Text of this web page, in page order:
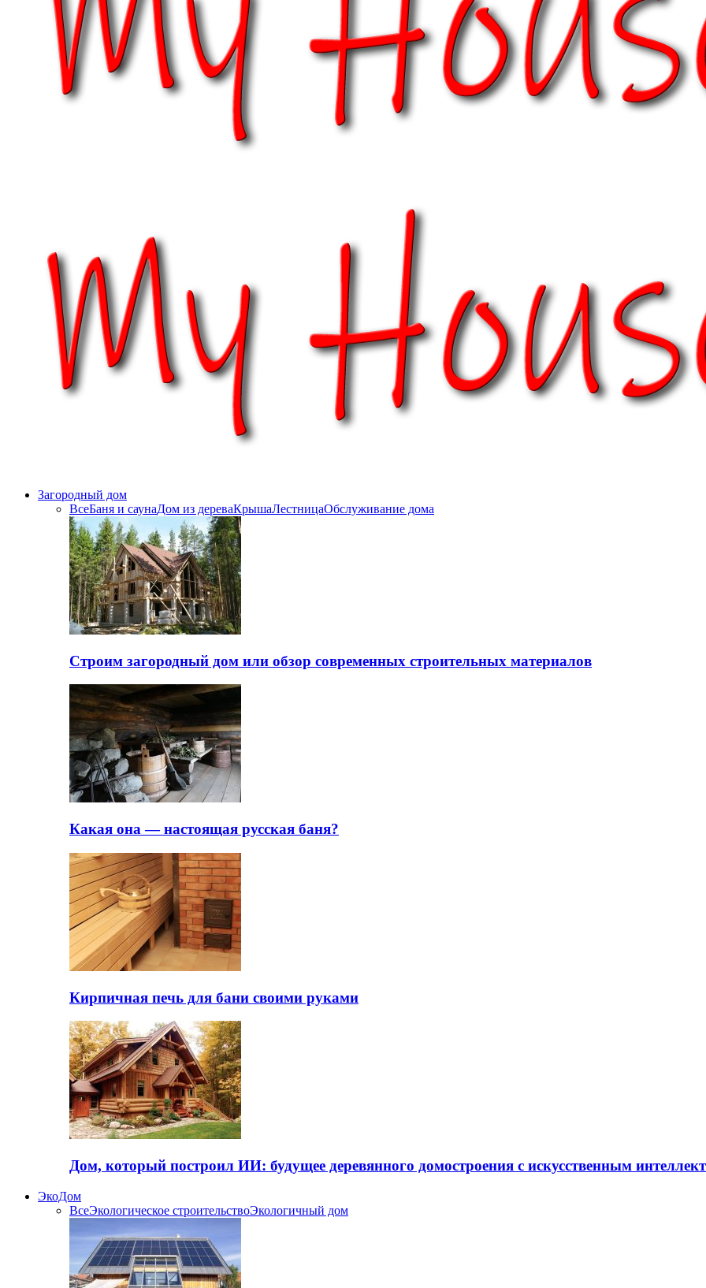
Загородный дом
ВсеБаня и саунаДом из дереваКрышаЛестницаОбслуживание дома
Строим загородный дом или обзор современных строительных материалов
Какая она — настоящая русская баня?
Кирпичная печь для бани своими руками
Дом, который построил ИИ: будущее деревянного домостроения с искусственным
ЭкоДом
ВсеЭкологическое строительствоЭкологичный дом